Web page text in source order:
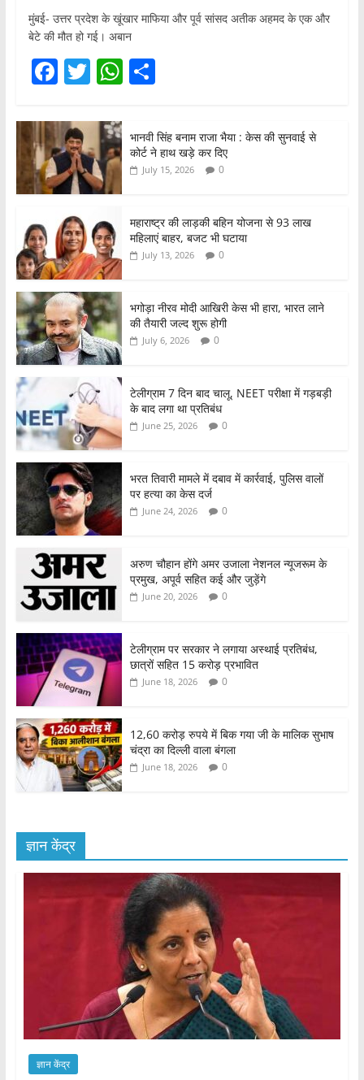
मुंबई- उत्तर प्रदेश के खूंखार माफिया और पूर्व सांसद अतीक अहमद के एक और
बेटे की मौत हो गई। अबान
F
c
e
b
o
o
k
T
itt
er
W
s
A
p
S
ar
e
भानवी सिंह बनाम राजा भैया : केस की सुनवाई से
कोर्ट ने हाथ खड़े कर दिए
July 15, 2026 0
महाराष्ट्र की लाड़की बहिन योजना से 93 लाख
महिलाएं बाहर, बजट भी घटाया
July 13, 2026 0
भगोड़ा नीरव मोदी आखिरी केस भी हारा, भारत लाने
की तैयारी जल्द शुरू होगी
July 6, 2026 0
टेलीग्राम 7 दिन बाद चालू, NEET परीक्षा में गड़बड़ी
के बाद लगा था प्रतिबंध
June 25, 2026 0
भरत तिवारी मामले में दबाव में कार्रवाई, पुलिस वालों
पर हत्या का केस दर्ज
June 24, 2026 0
अरुण चौहान होंगे अमर उजाला नेशनल न्यूजरूम के
प्रमुख, अपूर्व सहित कई और जुड़ेंगे
June 20, 2026 0
टेलीग्राम पर सरकार ने लगाया अस्थाई प्रतिबंध,
छात्रों सहित 15 करोड़ प्रभावित
June 18, 2026 0
12,60 करोड़ रुपये में बिक गया जी के मालिक सुभाष
चंद्रा का दिल्ली वाला बंगला
June 18, 2026 0
ज्ञान केंद्र
ज्ञान केंद्र